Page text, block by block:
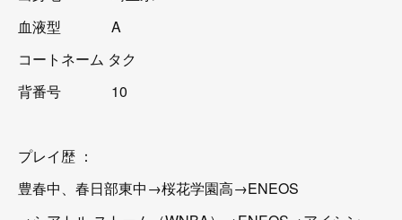
血液型 A
コートネーム タク
背番号 10
プレイ歴 ：
豊春中、春日部東中→桜花学園高→ENEOS